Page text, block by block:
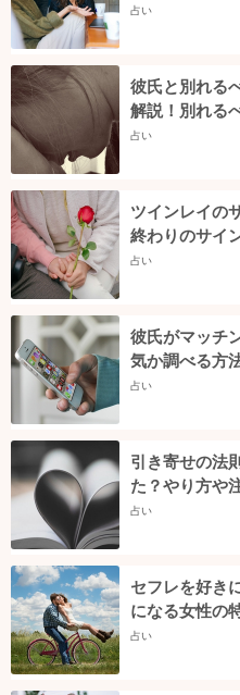
占い
彼氏と別れる
解説！別れる
占い
ツインレイの
終わりのサイ
占い
彼氏がマッチ
気か調べる方
占い
引き寄せの法
た？やり方や
占い
セフレを好き
になる女性の
占い